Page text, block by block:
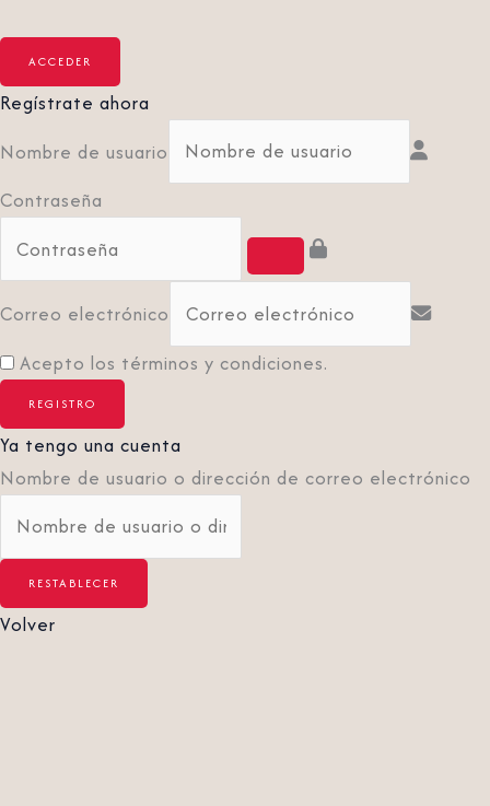
Regístrate ahora
Nombre de usuario
Contraseña
Correo electrónico
Acepto los términos y condiciones.
Ya tengo una cuenta
Nombre de usuario o dirección de correo electrónico
Volver